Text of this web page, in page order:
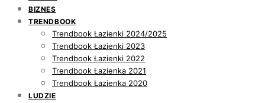
BIZNES
TRENDBOOK
Trendbook Łazienki 2024/2025
Trendbook Łazienki 2023
Trendbook Łazienki 2022
Trendbook Łazienka 2021
Trendbook Łazienka 2020
LUDZIE